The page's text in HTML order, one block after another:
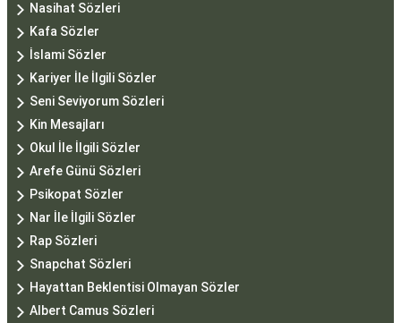
Nasihat Sözleri
Kafa Sözler
İslami Sözler
Kariyer İle İlgili Sözler
Seni Seviyorum Sözleri
Kin Mesajları
Okul İle İlgili Sözler
Arefe Günü Sözleri
Psikopat Sözler
Nar İle İlgili Sözler
Rap Sözleri
Snapchat Sözleri
Hayattan Beklentisi Olmayan Sözler
Albert Camus Sözleri